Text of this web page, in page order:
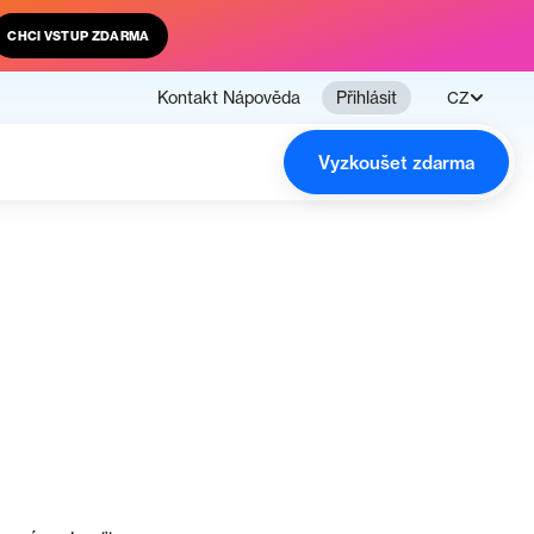
CHCI VSTUP ZDARMA
Kontakt Nápověda Přihlásit CZ
Vyzkoušet zdarma